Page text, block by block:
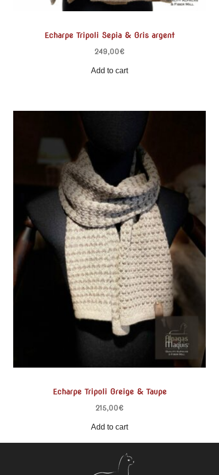
Echarpe Tripoli Sepia & Gris argent
249,00€
Add to cart
Echarpe Tripoli Greige & Taupe
215,00€
Add to cart